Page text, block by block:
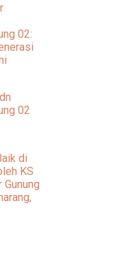
02:
02
di
KS
Gunung